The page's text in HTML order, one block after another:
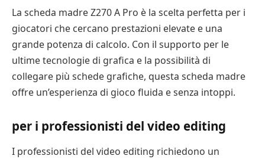
La scheda madre Z270 A Pro è la scelta perfetta per i
giocatori che cercano prestazioni elevate e una
grande potenza di calcolo. Con il supporto per le
ultime tecnologie di grafica e la possibilità di
collegare più schede grafiche, questa scheda madre
offre un’esperienza di gioco fluida e senza intoppi.
per i professionisti del video editing
I professionisti del video editing richiedono un